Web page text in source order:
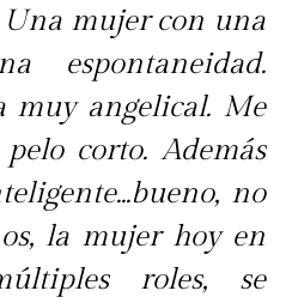
Una mujer con una
espontaneidad.
muy angelical. Me
corto. Además
no
la mujer hoy en
roles, se